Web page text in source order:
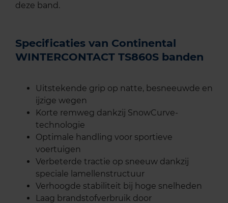
deze band.
Specificaties van Continental
WINTERCONTACT TS860S banden
Uitstekende grip op natte, besneeuwde en
ijzige wegen
Korte remweg dankzij SnowCurve-
technologie
Optimale handling voor sportieve
voertuigen
Verbeterde tractie op sneeuw dankzij
speciale lamellenstructuur
Verhoogde stabiliteit bij hoge snelheden
Laag brandstofverbruik door